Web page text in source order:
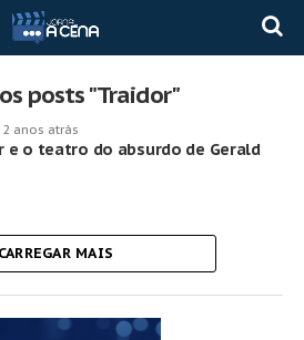
posts "Traidor"
2 anos atrás
e o teatro do absurdo de Gerald
CARREGAR MAIS